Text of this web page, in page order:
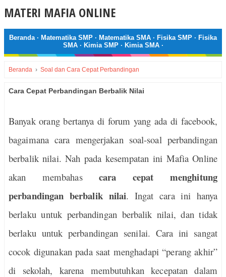
MATERI MAFIA ONLINE
Beranda· Matematika SMP · Matematika SMA · Fisika SMP · Fisika
SMA· Kimia SMP· Kimia SMA·
Beranda › Soal dan Cara Cepat Perbandingan
Cara Cepat Perbandingan Berbalik Nilai
Banyak orang bertanya di forum yang ada di facebook,
bagaimana cara mengerjakan soal-soal perbandingan
berbalik nilai. Nah pada kesempatan ini Mafia Online
akan membahascara cepat menghitung
perbandingan berbalik nilai. Ingat cara ini hanya
berlaku untuk perbandingan berbalik nilai, dan tidak
berlaku untuk perbandingan senilai. Cara ini sangat
cocok digunakan pada saat menghadapi “perang akhir”
di sekolah, karena membutuhkan kecepatan dalam